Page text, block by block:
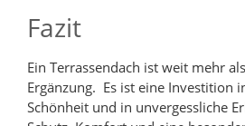
Fazit
Ein Terrassendach ist weit mehr
Ergänzung. Es ist eine Investition
Schönheit und in unvergessliche